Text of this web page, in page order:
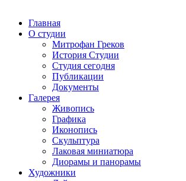
Главная
О студии
Митрофан Греков
История Студии
Студия сегодня
Публикации
Документы
Галерея
Живопись
Графика
Иконопись
Скульптура
Лаковая миниатюра
Диорамы и панорамы
Художники